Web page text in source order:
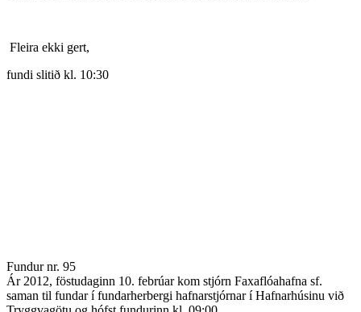
Fleira ekki gert,
fundi slitið kl. 10:30
Fundur nr. 95
Ár 2012, föstudaginn 10. febrúar kom stjórn Faxaflóahafna sf.
saman til fundar í fundarherbergi hafnarstjórnar í Hafnarhúsinu við